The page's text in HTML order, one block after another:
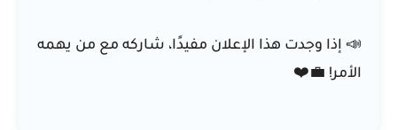
📣 إذا وجدت هذا الإعلان مفيدًا، شاركه مع من يهمه
الأمر! 💼❤️